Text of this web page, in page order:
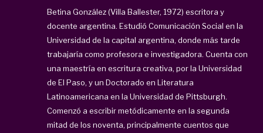
Betina González (Villa Ballester, 1972) escritora y
docente argentina. Estudió Comunicación Social en la
Universidad de la capital argentina, donde más tarde
trabajaría como profesora e investigadora. Cuenta con
una maestría en escritura creativa, por la Universidad
de El Paso, y un Doctorado en Literatura
Latinoamericana en la Universidad de Pittsburgh.
Comenzó a escribir metódicamente en la segunda
mitad de los noventa, principalmente cuentos que